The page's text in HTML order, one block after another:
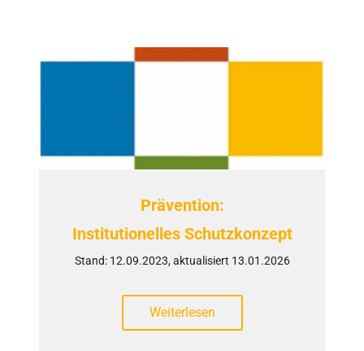
Prävention:
Institutionelles Schutzkonzept
Stand: 12.09.2023, aktualisiert 13.01.2026
Weiterlesen